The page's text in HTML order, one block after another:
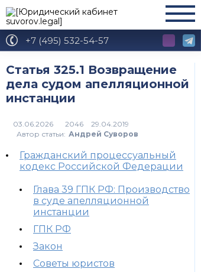
+7 (495) 532-54-57
Статья 325.1 Возвращение
дела судом апелляционной
инстанции
2046
Автор статьи: Андрей Суворов
Гражданский процессуальный
кодекс Российской Федерации
Глава 39 ГПК РФ: Производство
в суде апелляционной
инстанции
ГПК РФ
Закон
Советы юристов